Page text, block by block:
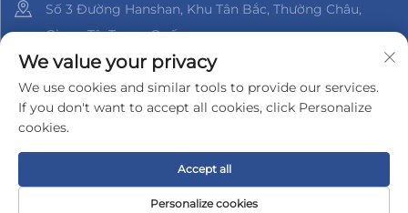
Số 3 Đường Hanshan, Khu Tân Bắc, Thường Châu,
Giang Tô, Trung Quốc
+86-18961288218
[email protected]
Bản quyền © 2025 Công ty TNHH Điện tử Changzhou Xinder-
Tech Chính sách bảo mật
We value your privacy
We use cookies and similar tools to provide our services.
If you don't want to accept all cookies, click Personalize
cookies.
Personalize cookies
Accept all